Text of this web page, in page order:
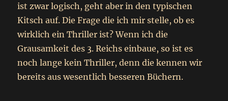
ist zwar logisch, geht aber in den typischen
Kitsch auf. Die Frage die ich mir stelle, ob es
wirklich ein Thriller ist? Wenn ich die
Grausamkeit des 3. Reichs einbaue, so ist es
noch lange kein Thriller, denn die kennen wir
bereits aus wesentlich besseren Büchern.